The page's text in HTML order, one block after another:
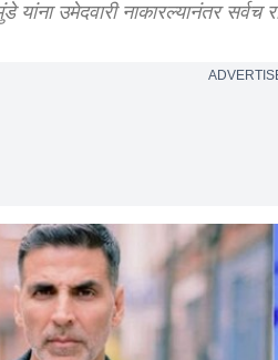
उमेदवारी नाकारल्यानंतर सर्वच